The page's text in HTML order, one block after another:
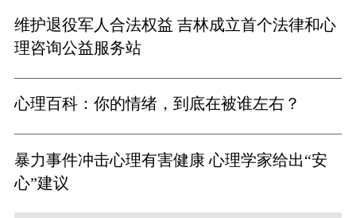
维护退役军人合法权益 吉林成立首个法律和心
理咨询公益服务站
心理百科：你的情绪，到底在被谁左右？
暴力事件冲击心理有害健康 心理学家给出“安
心”建议